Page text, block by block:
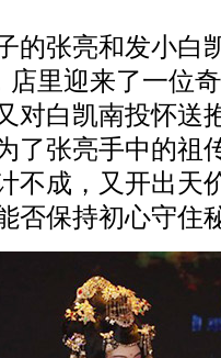
张亮和发小白
店里迎来了一位
对白凯南投怀送
了张亮手中的祖
不成，又开出天
否保持初心守住